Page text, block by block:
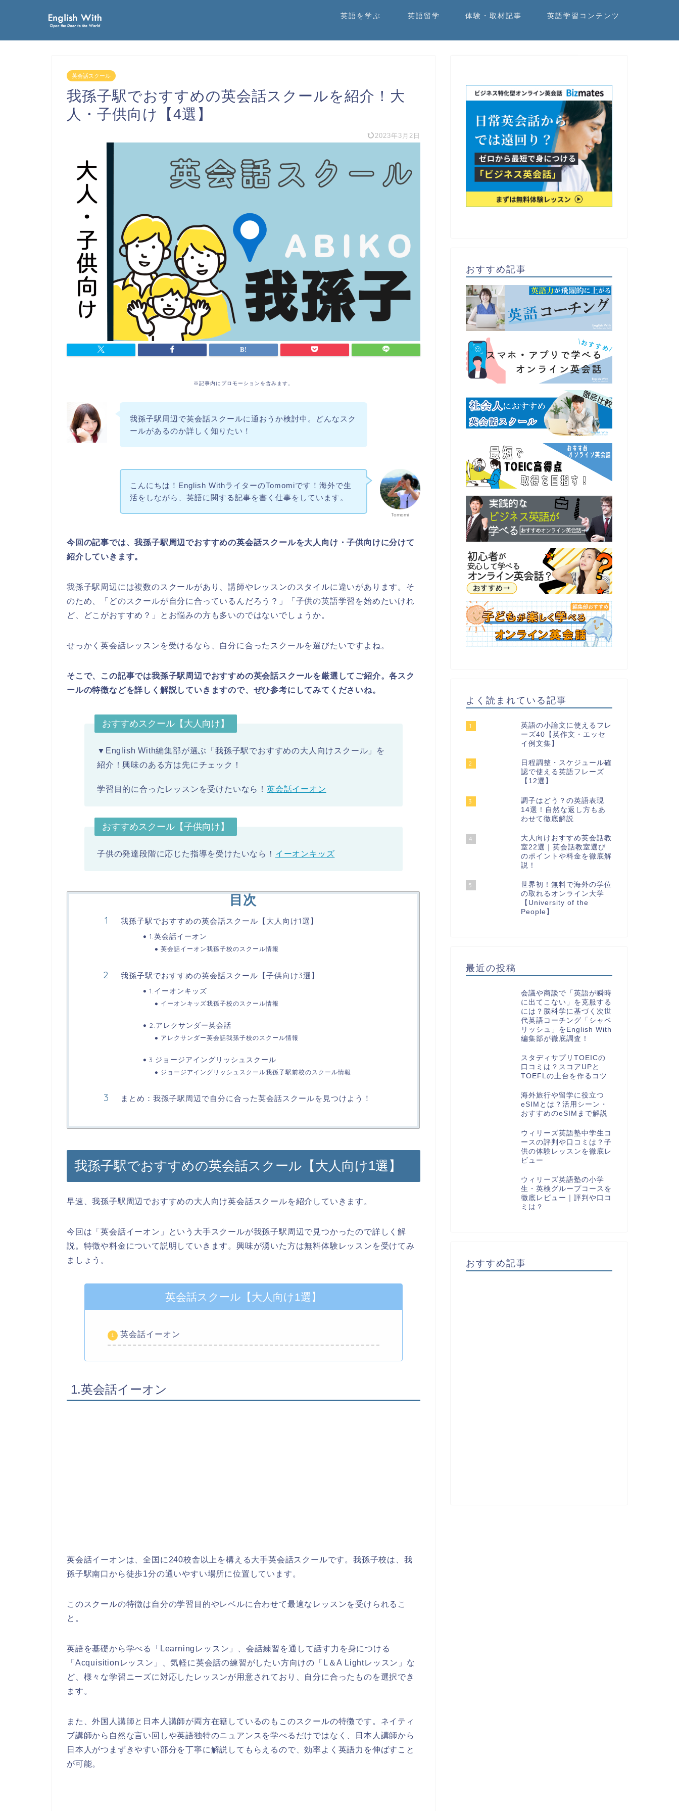
英語を学ぶ 英語留学 体験・取材記事 英語学習コンテンツ
英会話スクール
我孫子駅でおすすめの英会話スクールを紹介！大
人・子供向け【4選】
2023年3月2日
※記事内にプロモーションを含みます。
我孫子駅周辺で英会話スクールに通おうか検討中。どんなスク
ールがあるのか詳しく知りたい！
Tomomi
こんにちは！English WithライターのTomomiです！海外で生
活をしながら、英語に関する記事を書く仕事をしています。
今回の記事では、我孫子駅周辺でおすすめの英会話スクールを大人向け・子供向けに分けて
紹介していきます。
我孫子駅周辺には複数のスクールがあり、講師やレッスンのスタイルに違いがあります。そ
のため、「どのスクールが自分に合っているんだろう？」「子供の英語学習を始めたいけれ
ど、どこがおすすめ？」とお悩みの方も多いのではないでしょうか。
せっかく英会話レッスンを受けるなら、自分に合ったスクールを選びたいですよね。
そこで、この記事では我孫子駅周辺でおすすめの英会話スクールを厳選してご紹介。各スク
ールの特徴などを詳しく解説していきますので、ぜひ参考にしてみてくださいね。
おすすめスクール【大人向け】
▼English With編集部が選ぶ「我孫子駅でおすすめの大人向けスクール」を
紹介！興味のある方は先にチェック！
学習目的に合ったレッスンを受けたいなら！ 英会話イーオン
おすすめスクール【子供向け】
子供の発達段階に応じた指導を受けたいなら！ イーオンキッズ
目次
我孫子駅でおすすめの英会話スクール【大人向け1選】
1.英会話イーオン
英会話イーオン我孫子校のスクール情報
我孫子駅でおすすめの英会話スクール【子供向け3選】
1.イーオンキッズ
イーオンキッズ我孫子校のスクール情報
2.アレクサンダー英会話
アレクサンダー英会話我孫子校のスクール情報
3.ジョージアイングリッシュスクール
ジョージアイングリッシュスクール我孫子駅前校のスクール情報
まとめ：我孫子駅周辺で自分に合った英会話スクールを見つけよう！
我孫子駅でおすすめの英会話スクール【大人向け1選】
早速、我孫子駅周辺でおすすめの大人向け英会話スクールを紹介していきます。
今回は「英会話イーオン」という大手スクールが我孫子駅周辺で見つかったので詳しく解
説。特徴や料金について説明していきます。興味が湧いた方は無料体験レッスンを受けてみ
ましょう。
英会話スクール【大人向け1選】
英会話イーオン
1.英会話イーオン
英会話イーオンは、全国に240校舎以上を構える大手英会話スクールです。我孫子校は、我
孫子駅南口から徒歩1分の通いやすい場所に位置しています。
このスクールの特徴は自分の学習目的やレベルに合わせて最適なレッスンを受けられるこ
と。
英語を基礎から学べる「Learningレッスン」、会話練習を通して話す力を身につける
「Acquisitionレッスン」、気軽に英会話の練習がしたい方向けの「L＆A Lightレッスン」な
ど、様々な学習ニーズに対応したレッスンが用意されており、自分に合ったものを選択でき
ます。
また、外国人講師と日本人講師が両方在籍しているのもこのスクールの特徴です。ネイティ
ブ講師から自然な言い回しや英語独特のニュアンスを学べるだけではなく、日本人講師から
日本人がつまずきやすい部分を丁寧に解説してもらえるので、効率よく英語力を伸ばすこと
が可能。
おすすめ記事
よく読まれている記事
1
英語の小論文に使えるフレ
ーズ40【英作文・エッセ
イ例文集】
2
日程調整・スケジュール確
認で使える英語フレーズ
【12選】
3
調子はどう？の英語表現
14選！自然な返し方もあ
わせて徹底解説
4
大人向けおすすめ英会話教
室22選｜英会話教室選び
のポイントや料金を徹底解
説！
5
世界初！無料で海外の学位
の取れるオンライン大学
【University of the
People】
最近の投稿
会議や商談で「英語が瞬時
に出てこない」を克服する
には？脳科学に基づく次世
代英語コーチング「シャベ
リッシュ」をEnglish With
編集部が徹底調査！
スタディサプリTOEICの
口コミは？スコアUPと
TOEFLの土台を作るコツ
海外旅行や留学に役立つ
eSIMとは？活用シーン・
おすすめのeSIMまで解説
ウィリーズ英語塾中学生コ
ースの評判や口コミは？子
供の体験レッスンを徹底レ
ビュー
ウィリーズ英語塾の小学
生・英検グループコースを
徹底レビュー｜評判や口コ
ミは？
おすすめ記事